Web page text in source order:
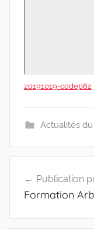
20191019-codep62
Actualités du
de
Publication
Formation